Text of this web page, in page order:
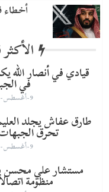
أخطاء
الأكثر
قيادي في أنصار الله
في
9-أغسطس- 2026
طارق عفاش يجلد
تحرق
9-أغسطس- 2026
مستشار علي
منظومة